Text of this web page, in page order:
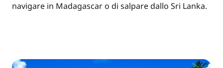
navigare in Madagascar o di salpare dallo Sri Lanka.